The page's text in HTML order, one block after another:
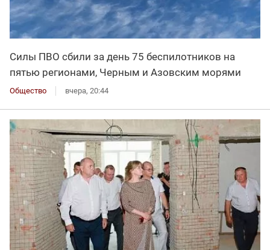
Силы ПВО сбили за день 75 беспилотников на
пятью регионами, Черным и Азовским морями
Общество вчера, 20:44